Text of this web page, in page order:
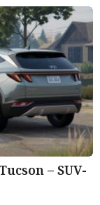
– SUV-